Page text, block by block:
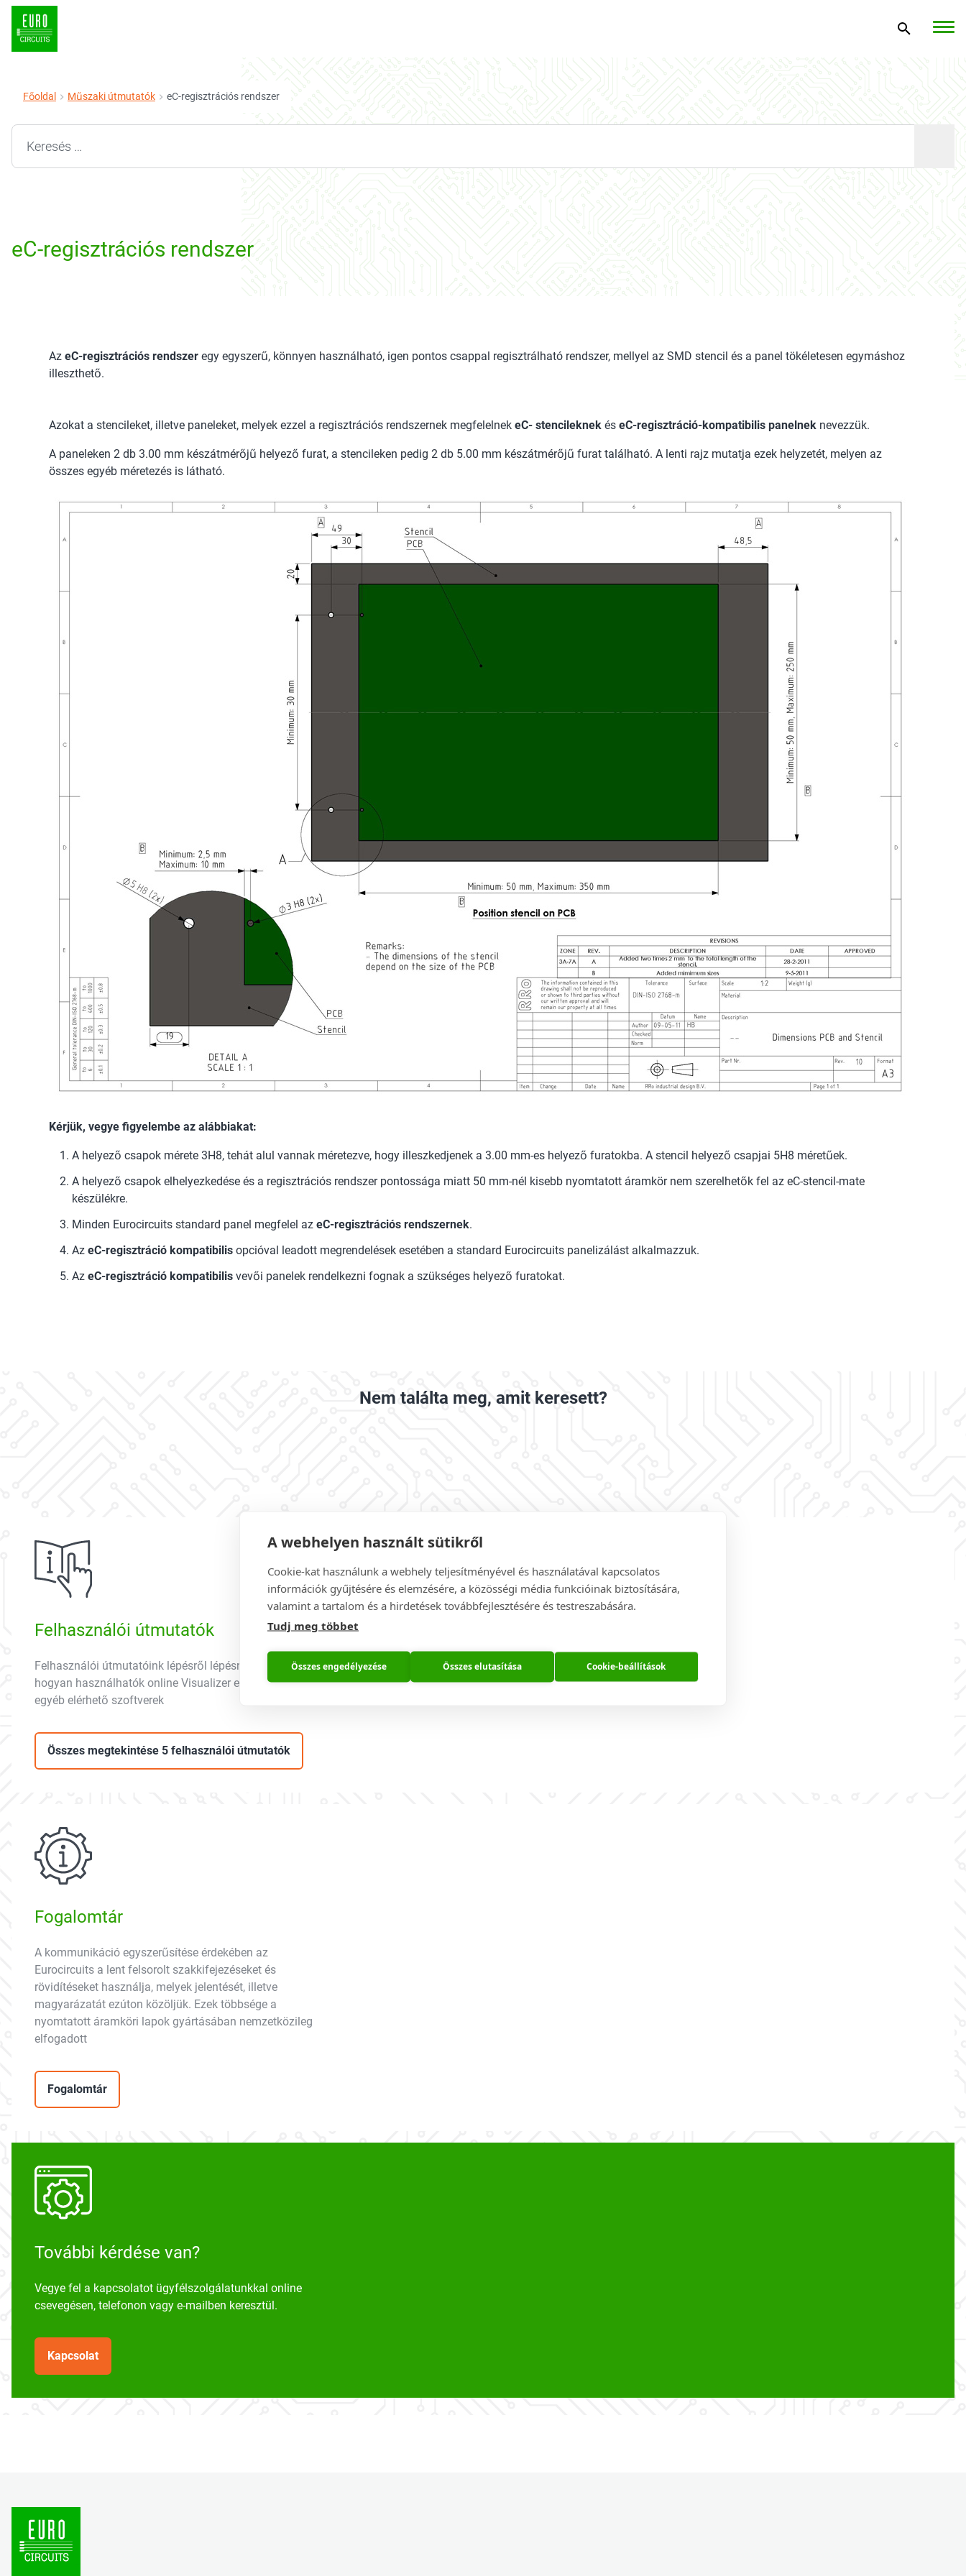
Főoldal Műszaki útmutatók eC-regisztrációs rendszer
Search for:
eC-regisztrációs rendszer
Az eC-regisztrációs rendszer egy egyszerű, könnyen használható, igen pontos csappal regisztrálható rendszer, mellyel az SMD stencil és a panel tökéletesen egymáshoz
illeszthető.
Azokat a stencileket, illetve paneleket, melyek ezzel a regisztrációs rendszernek megfelelnek eC- stencileknek és eC-regisztráció-kompatibilis panelnek nevezzük.
A paneleken 2 db 3.00 mm készátmérőjű helyező furat, a stencileken pedig 2 db 5.00 mm készátmérőjű furat található. A lenti rajz mutatja ezek helyzetét, melyen az
összes egyéb méretezés is látható.
Kérjük, vegye figyelembe az alábbiakat:
A helyező csapok mérete 3H8, tehát alul vannak méretezve, hogy illeszkedjenek a 3.00 mm-es helyező furatokba. A stencil helyező csapjai 5H8 méretűek.
A helyező csapok elhelyezkedése és a regisztrációs rendszer pontossága miatt 50 mm-nél kisebb nyomtatott áramkör nem szerelhetők fel az eC-stencil-mate
készülékre.
Minden Eurocircuits standard panel megfelel az eC-regisztrációs rendszernek.
Az eC-regisztráció kompatibilis opcióval leadott megrendelések esetében a standard Eurocircuits panelizálást alkalmazzuk.
Az eC-regisztráció kompatibilis vevői panelek rendelkezni fognak a szükséges helyező furatokat.
Nem találta meg, amit keresett?
Felhasználói útmutatók
Felhasználói útmutatóink lépésről lépésre bemutatják,
hogyan használhatók online Visualizer eszközeink és az
egyéb elérhető szoftverek
Összes megtekintése 5 felhasználói útmutatók
Fogalomtár
A kommunikáció egyszerűsítése érdekében az
Eurocircuits a lent felsorolt szakkifejezéseket és
rövidítéseket használja, melyek jelentését, illetve
magyarázatát ezúton közöljük. Ezek többsége a
nyomtatott áramköri lapok gyártásában nemzetközileg
elfogadott
Fogalomtár
További kérdése van?
Vegye fel a kapcsolatot ügyfélszolgálatunkkal online
csevegésen, telefonon vagy e-mailben keresztül.
Kapcsolat
A webhelyen használt sütikről
Cookie-kat használunk a webhely teljesítményével és használatával kapcsolatos
információk gyűjtésére és elemzésére, a közösségi média funkcióinak biztosítására,
valamint a tartalom és a hirdetések továbbfejlesztésére és testreszabására.
Tudj meg többet
Összes engedélyezése Összes elutasítása Cookie-beállítások